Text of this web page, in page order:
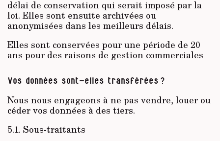
délai de conservation qui serait imposé par la
loi. Elles sont ensuite archivées ou
anonymisées dans les meilleurs délais.
Elles sont conservées pour une période de 20
ans pour des raisons de gestion commerciales
Vos données sont-elles transférées ?
Nous nous engageons à ne pas vendre, louer ou
céder vos données à des tiers.
5.1. Sous-traitants